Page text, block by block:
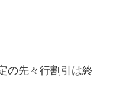
の先々行割引は終